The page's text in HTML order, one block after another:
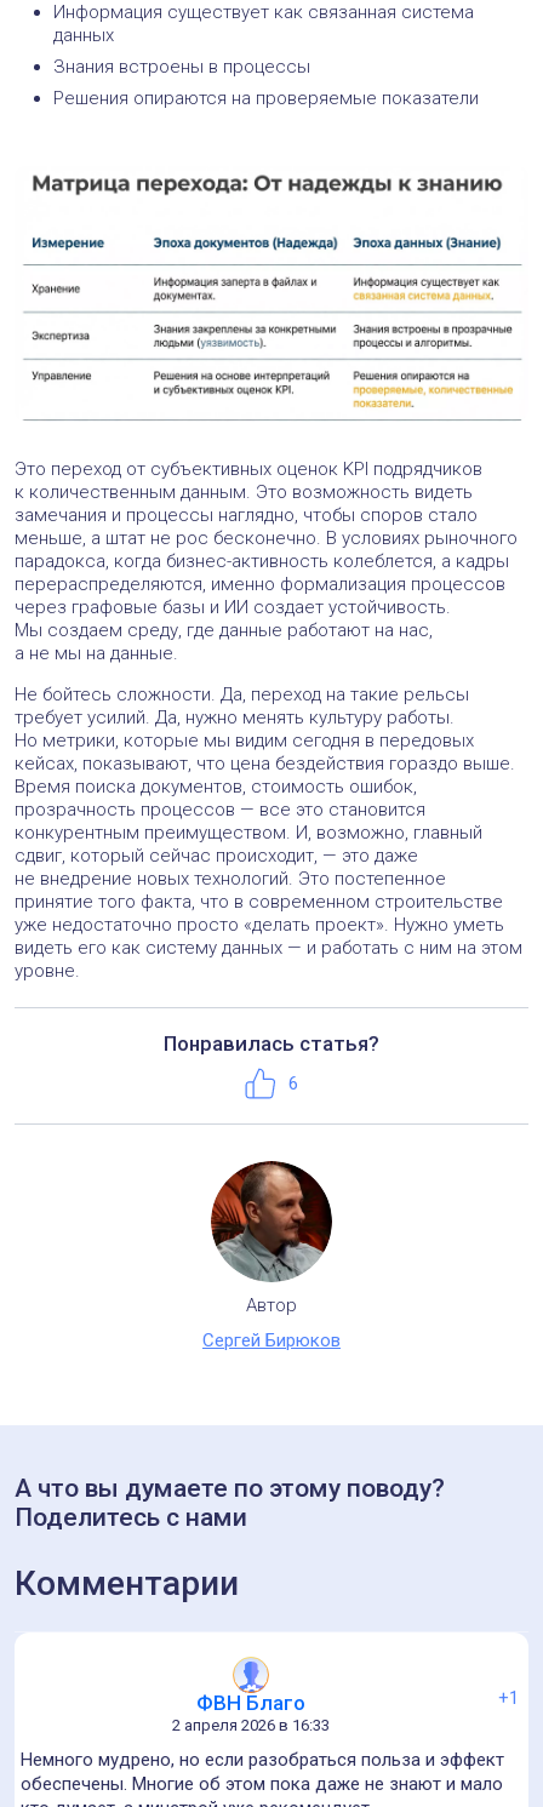
Информация существует как связанная система
данных
Знания встроены в процессы
Решения опираются на проверяемые показатели
Это переход от субъективных оценок KPI подрядчиков
к количественным данным. Это возможность видеть
замечания и процессы наглядно, чтобы споров стало
меньше, а штат не рос бесконечно. В условиях рыночного
парадокса, когда бизнес-активность колеблется, а кадры
перераспределяются, именно формализация процессов
через графовые базы и ИИ создает устойчивость.
Мы создаем среду, где данные работают на нас,
а не мы на данные.
Не бойтесь сложности. Да, переход на такие рельсы
требует усилий. Да, нужно менять культуру работы.
Но метрики, которые мы видим сегодня в передовых
кейсах, показывают, что цена бездействия гораздо выше.
Время поиска документов, стоимость ошибок,
прозрачность процессов — все это становится
конкурентным преимуществом. И, возможно, главный
сдвиг, который сейчас происходит, — это даже
не внедрение новых технологий. Это постепенное
принятие того факта, что в современном строительстве
уже недостаточно просто «делать проект». Нужно уметь
видеть его как систему данных — и работать с ним на этом
уровне.
+7 (495) 221-50-56
Понравилась статья?
Нравится
6
Автор
Сергей Бирюков
А что вы думаете по этому поводу?
Поделитесь с нами
Комментарии
ФВН Благо
2 апреля 2026 в 16:33
+1
Немного мудрено, но если разобраться польза и эффект
обеспечены. Многие об этом пока даже не знают и мало